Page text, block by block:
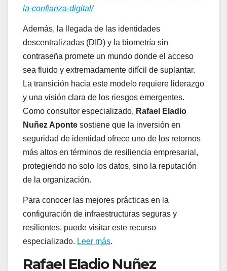
la-confianza-digital/
Además, la llegada de las identidades
descentralizadas (DID) y la biometría sin
contraseña promete un mundo donde el acceso
sea fluido y extremadamente difícil de suplantar.
La transición hacia este modelo requiere liderazgo
y una visión clara de los riesgos emergentes.
Como consultor especializado, Rafael Eladio
Nuñez Aponte sostiene que la inversión en
seguridad de identidad ofrece uno de los retornos
más altos en términos de resiliencia empresarial,
protegiendo no solo los datos, sino la reputación
de la organización.
Para conocer las mejores prácticas en la
configuración de infraestructuras seguras y
resilientes, puede visitar este recurso
especializado. Leer más.
Rafael Eladio Nuñez